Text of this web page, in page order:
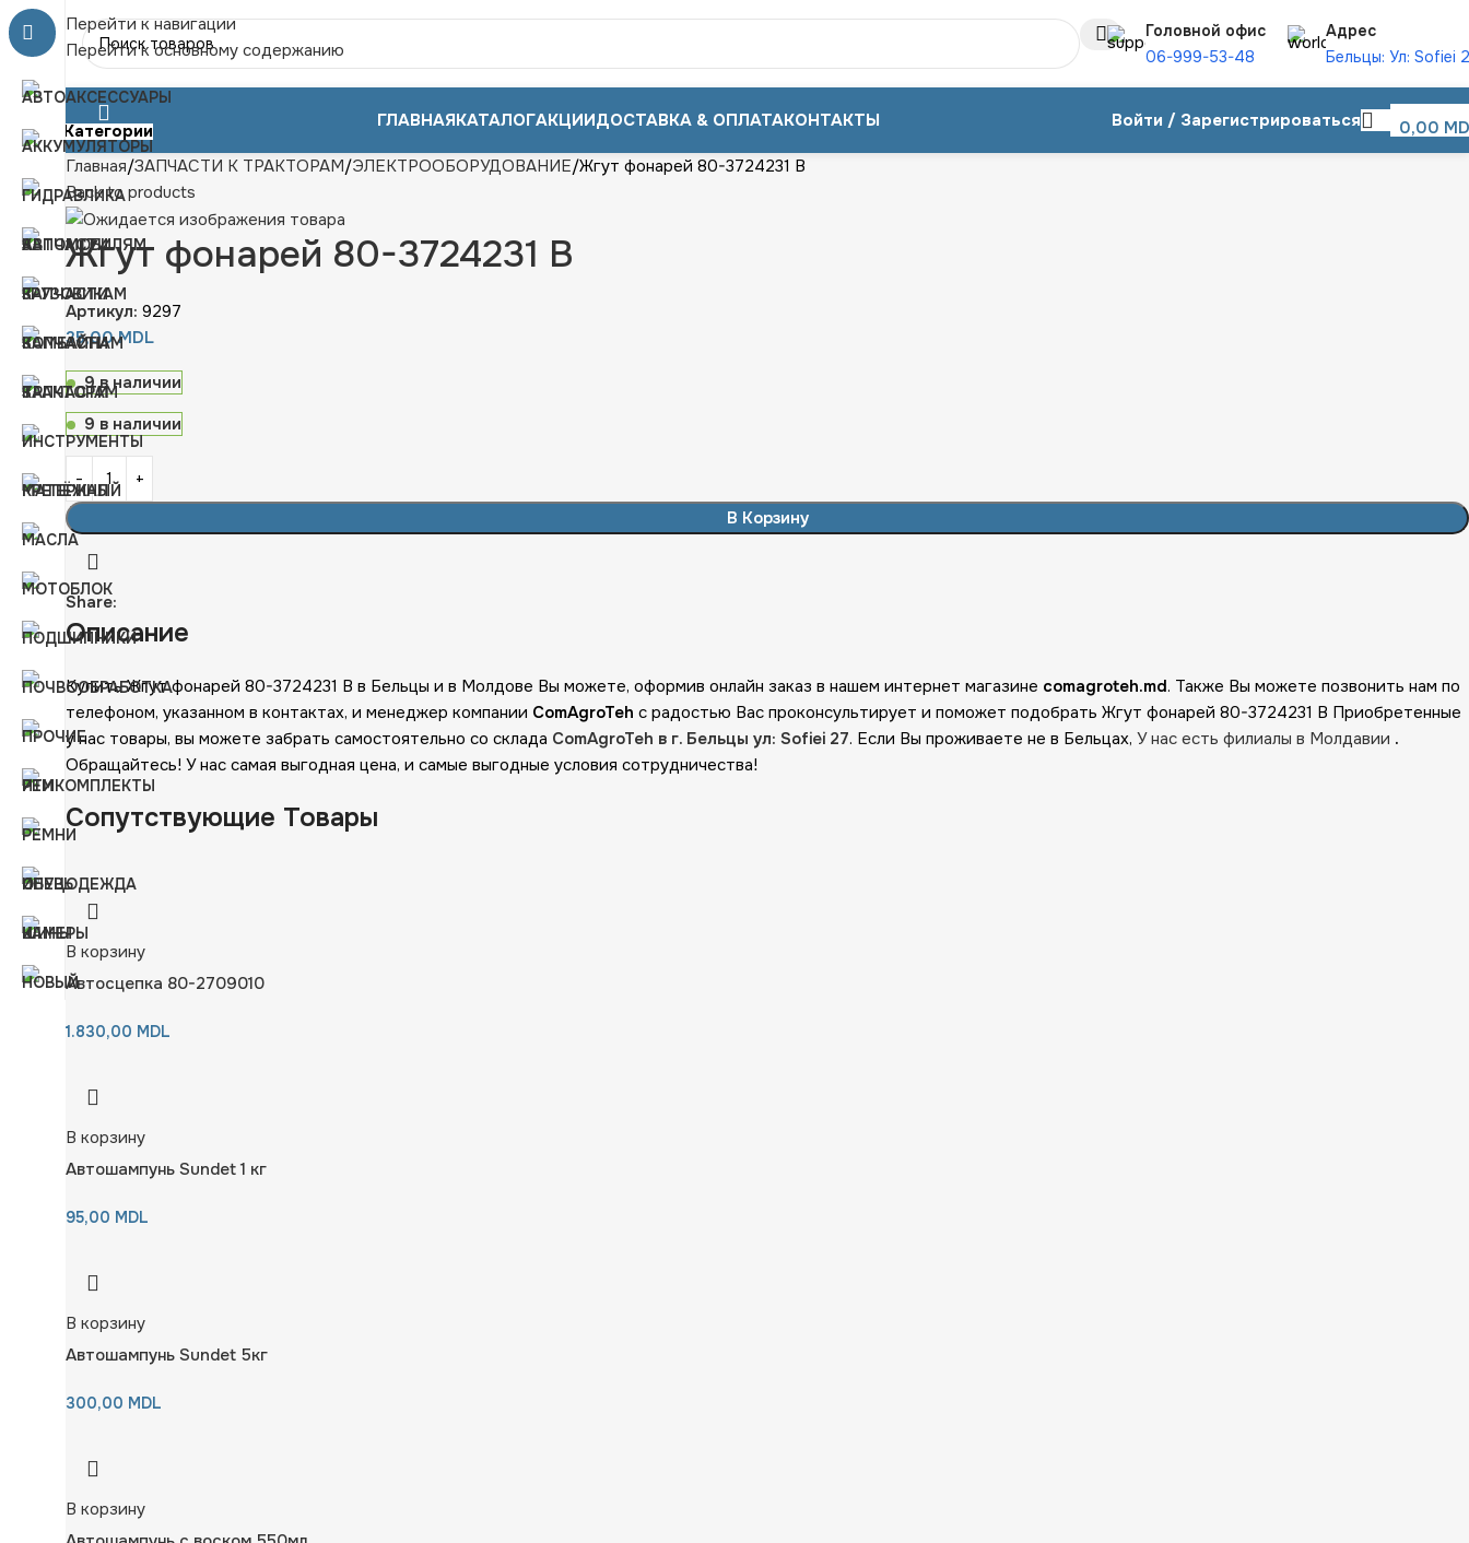
Перейти к навигации
Перейти к основному содержанию
Головной офис
06-999-53-48
Адрес
Бельцы: Ул: Sofiei
Категории ГЛАВНАЯКАТАЛОГАКЦИИДОСТАВКА & ОПЛАТАКОНТАКТЫ Войти / Зарегистрироваться 0,00
Главная ЗАПЧАСТИ К ТРАКТОРАМ ЭЛЕКТРООБОРУДОВАНИЕ Жгут фонарей 80-3724231 В
Back to products
Жгут фонарей 80-3724231 В
Артикул: 9297
35,00MDL
9 в наличии
9 в наличии
В Корзину
Share:
Описание
Купить Жгут фонарей 80-3724231 В в Бельцы и в Молдове Вы можете, оформив онлайн заказ в нашем интернет магазине comagroteh.md. Также Вы можете позвонить нам по
телефоном, указанном в контактах, и менеджер компании ComAgroTeh с радостью Вас проконсультирует и поможет подобрать Жгут фонарей 80-3724231 В Приобретенные
у нас товары, вы можете забрать самостоятельно со склада ComAgroTeh в г. Бельцы ул: Sofiei 27. Если Вы проживаете не в Бельцах, У нас есть филиалы в Молдавии .
Обращайтесь! У нас самая выгодная цена, и самые выгодные условия сотрудничества!
Сопутствующие Товары
В корзину
Автосцепка 80-2709010
1.830,00 MDL
В корзину
Автошампунь Sundet 1 кг
95,00 MDL
В корзину
Автошампунь Sundet 5кг
300,00 MDL
В корзину